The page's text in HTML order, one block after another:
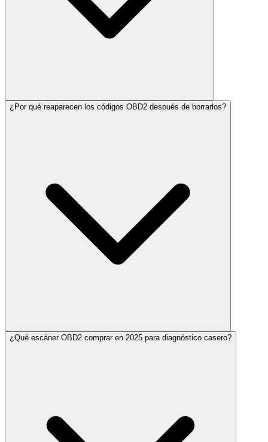
¿Por qué reaparecen los códigos OBD2 después de borrarlos?
¿Qué escáner OBD2 comprar en 2025 para diagnóstico casero?